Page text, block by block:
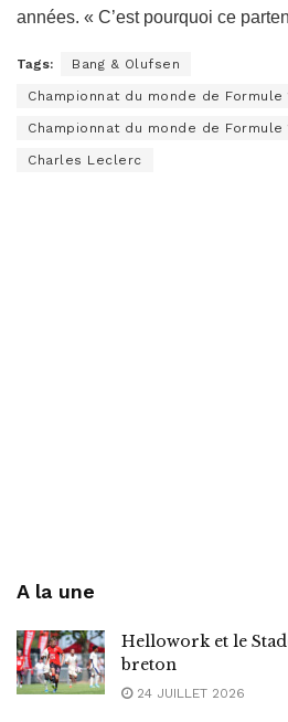
années. « C’est pourquoi ce
Tags: Bang & Olufsen
Championnat du monde de Formule
Championnat du monde de Formule
Charles Leclerc
A la une
Hellowork et le
breton
24 JUILLET 2026